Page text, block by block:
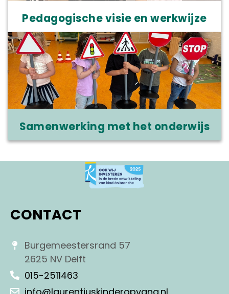
Pedagogische visie en werkwijze
Samenwerking met het onderwijs
CONTACT
Burgemeestersrand 57
2625 NV Delft
015-2511463